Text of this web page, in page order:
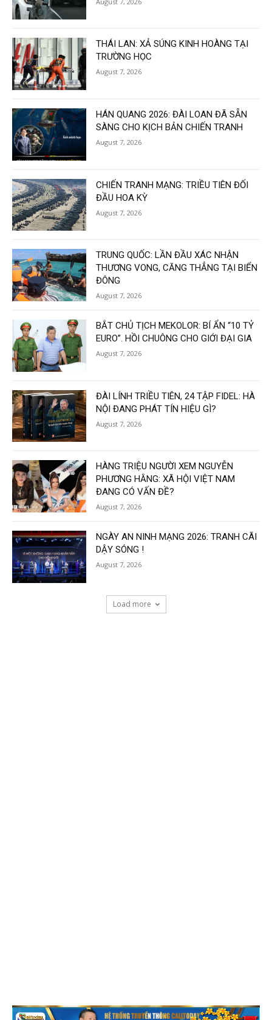
THÁI LAN: XẢ SÚNG KINH HOÀNG TẠI
TRƯỜNG HỌC
August 7, 2026
HÁN QUANG 2026: ĐÀI LOAN ĐÃ SẴN
SÀNG CHO KỊCH BẢN CHIẾN TRANH
August 7, 2026
CHIẾN TRANH MẠNG: TRIỀU TIÊN ĐỐI
ĐẦU HOA KỲ
August 7, 2026
TRUNG QUỐC: LẦN ĐẦU XÁC NHẬN
THƯƠNG VONG, CĂNG THẲNG TẠI BIỂN
ĐÔNG
August 7, 2026
BẮT CHỦ TỊCH MEKOLOR: BÍ ẨN “10 TỶ
EURO”. HỒI CHUÔNG CHO GIỚI ĐẠI GIA
August 7, 2026
ĐÀI LÍNH TRIỀU TIÊN, 24 TẬP FIDEL: HÀ
NỘI ĐANG PHÁT TÍN HIỆU GÌ?
August 7, 2026
HÀNG TRIỆU NGƯỜI XEM NGUYỄN
PHƯƠNG HẰNG: XÃ HỘI VIỆT NAM
ĐANG CÓ VẤN ĐỀ?
August 7, 2026
NGÀY AN NINH MẠNG 2026: TRANH CÃI
DẬY SÓNG !
August 7, 2026
Load more